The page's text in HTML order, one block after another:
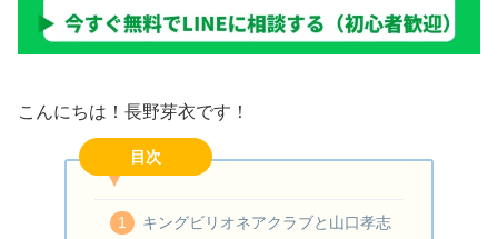
こんにちは！長野芽衣です！
目次
キングビリオネアクラブと山口孝志